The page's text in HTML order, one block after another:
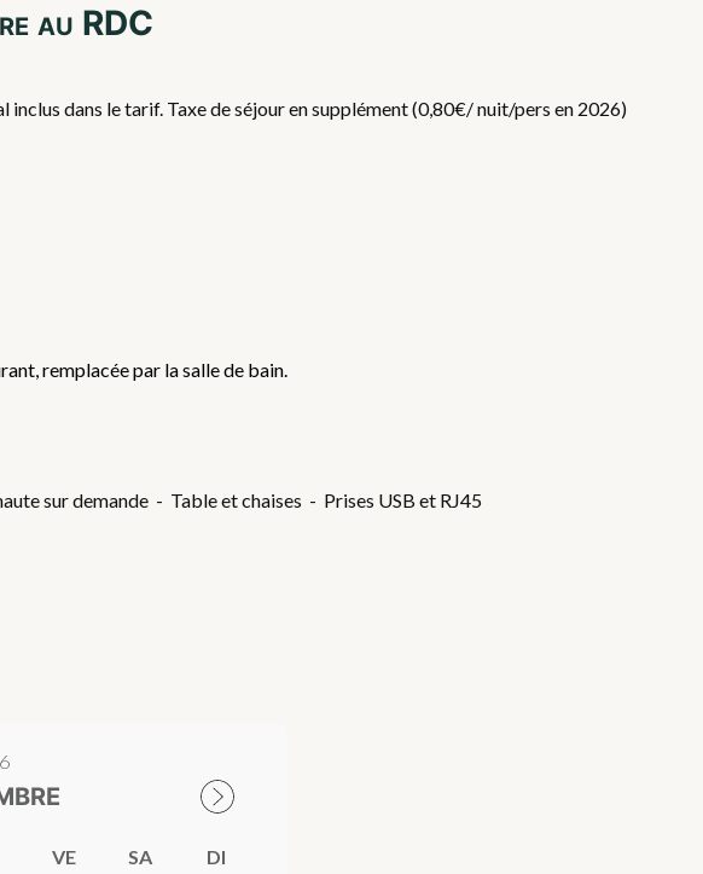
au RDC
dans le tarif. Taxe de séjour en supplément (0,80€/ nuit/pers en 2026)
remplacée par la salle de bain.
sur demande - Table et chaises - Prises USB et RJ45
VE SA DI